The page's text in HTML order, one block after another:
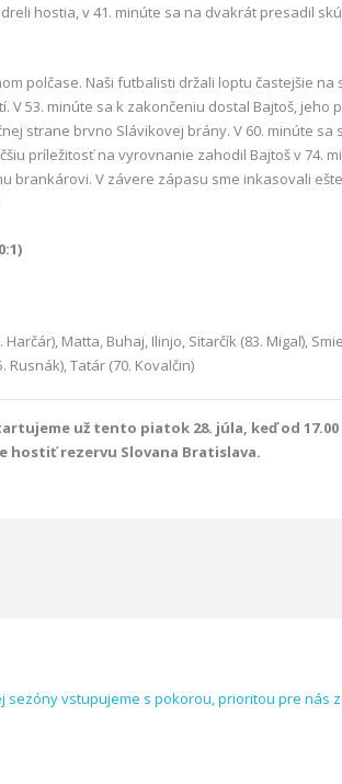
hostia, v 41. minúte sa na dvakrát presadil
polčase. Naši futbalisti držali loptu častejšie na
53. minúte sa k zakončeniu dostal Bajtoš, jeho
strane brvno Slávikovej brány. V 60. minúte sa
príležitosť na vyrovnanie zahodil Bajtoš v 74.
brankárovi. V závere zápasu sme inkasovali
Harčár), Matta, Buhaj, Ilinjo, Sitarčík (83. Migaľ),
Rusnák), Tatár (70. Kovalčin)
už tento piatok 28. júla, keď od
hostiť rezervu Slovana Bratislava.
sezóny vstupujeme s pokorou, prioritou pre nás